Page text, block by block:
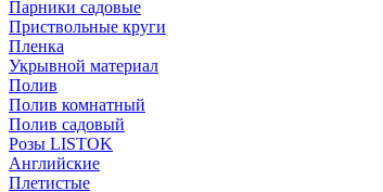
Парники садовые
Приствольные круги
Пленка
Укрывной материал
Полив
Полив комнатный
Полив садовый
Розы LISTOK
Английские
Плетистые